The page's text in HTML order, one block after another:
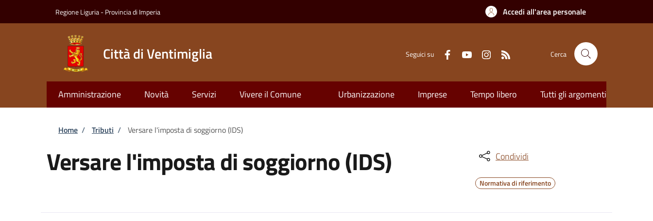
Regione Liguria - Provincia di Imperia Accedi all'area personale
Città di Ventimiglia Seguici su Cerca
Amministrazione Novità Servizi Vivere il Comune Urbanizzazione Imprese Tempo libero Tutti gli argomenti
Briciole di pane
Home / Tributi / Versare l'imposta di soggiorno (IDS)
Versare l'imposta di soggiorno (IDS) Condividi
Normativa di riferimento